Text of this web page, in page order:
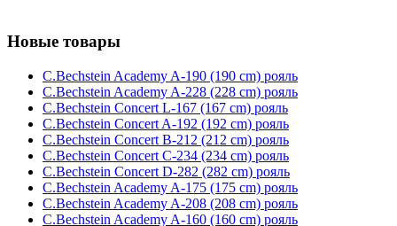
Новые товары
C.Bechstein Academy A-190 (190 cm) рояль
C.Bechstein Academy A-228 (228 cm) рояль
C.Bechstein Concert L-167 (167 cm) рояль
C.Bechstein Concert A-192 (192 cm) рояль
C.Bechstein Concert B-212 (212 cm) рояль
C.Bechstein Concert С-234 (234 cm) рояль
C.Bechstein Concert D-282 (282 cm) рояль
C.Bechstein Academy A-175 (175 cm) рояль
C.Bechstein Academy A-208 (208 cm) рояль
C.Bechstein Academy A-160 (160 cm) рояль